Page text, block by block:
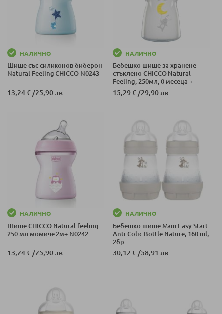
НАЛИЧНО
Шише със силиконов биберон
Natural Feeling CHICCO N0243
13,24 € /25,90 лв.
НАЛИЧНО
Бебешко шише за хранене
стъклено CHICCO Natural
Feeling, 250мл, 0 месеца +
15,29 € /29,90 лв.
НАЛИЧНО
Шише CHICCO Natural feeling
250 мл момиче 2м+ N0242
13,24 € /25,90 лв.
НАЛИЧНО
Бебешко шише Mam Easy Start
Anti Colic Bottle Nature, 160 ml,
2бр.
30,12 € /58,91 лв.